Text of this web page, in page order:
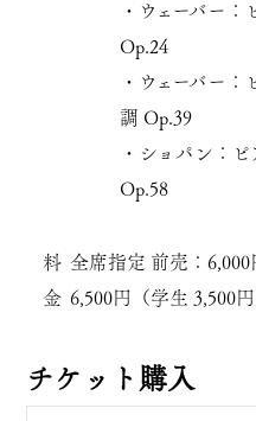
・ウェーバー：
Op.24
・ウェーバー：
調 Op.39
・ショパン：
Op.58
料
金
全席指定 前売：6,000
6,500円（学生 3,500円
チケット購入